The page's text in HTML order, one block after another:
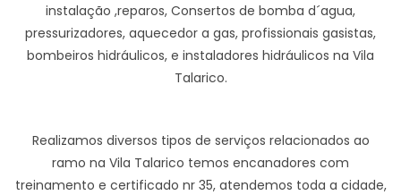
instalação ,reparos, Consertos de bomba d´agua,
pressurizadores, aquecedor a gas, profissionais gasistas,
bombeiros hidráulicos, e instaladores hidráulicos na Vila
Talarico.
Realizamos diversos tipos de serviços relacionados ao
ramo na Vila Talarico temos encanadores com
treinamento e certificado nr 35, atendemos toda a cidade,